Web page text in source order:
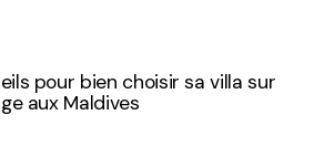
pour bien choisir sa villa sur
aux Maldives